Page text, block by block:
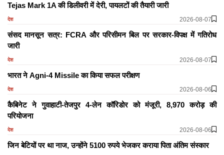
Tejas Mark 1A की डिलीवरी में देरी, पायलटों की तैयारी जारी
देश 2026-08-07
संसद मानसून सत्र: FCRA और परिसीमन बिल पर सरकार-विपक्ष में गतिरोध
जारी
देश 2026-08-07
भारत ने Agni-4 Missile का किया सफल परीक्षण
देश 2026-08-06
कैबिनेट ने गुवाहाटी-तेजपुर 4-लेन कॉरिडोर को मंजूरी, 8,970 करोड़ की
परियोजना
देश 2026-08-06
जिन बेटियों पर था नाज, उन्होंने 5100 रुपये भेजकर कराया पिता अंतिम संस्कार